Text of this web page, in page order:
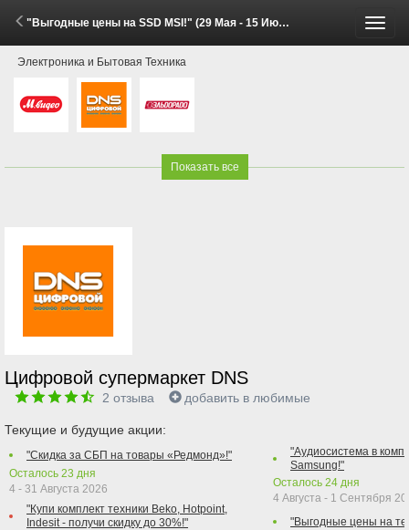
"Выгодные цены на SSD MSI!" (29 Мая - 15 Июня 2026)
Электроника и Бытовая Техника
Показать все
Цифровой супермаркет DNS
2 отзыва добавить в любимые
Текущие и будущие акции:
"Скидка за СБП на товары «Редмонд»!"
Осталось 23 дня
4 - 31 Августа 2026
"Купи комплект техники Beko, Hotpoint,
Indesit - получи скидку до 30%!"
"Аудиосистема в
Samsung!"
Осталось 24 дня
4 Августа - 1 Сентября
"Выгодные цены на